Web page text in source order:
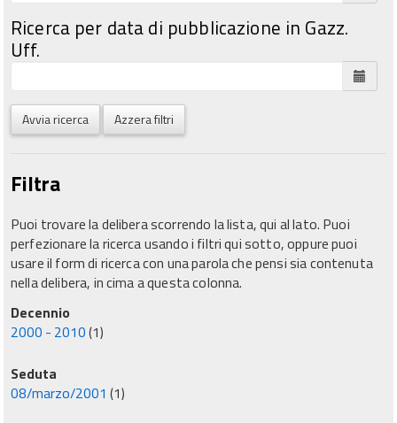
Ricerca per data di pubblicazione in Gazz.
Uff.
Avvia ricerca Azzera filtri
Filtra
Puoi trovare la delibera scorrendo la lista, qui al lato. Puoi
perfezionare la ricerca usando i filtri qui sotto, oppure puoi
usare il form di ricerca con una parola che pensi sia contenuta
nella delibera, in cima a questa colonna.
Decennio
2000 - 2010(1)
Seduta
08/marzo/2001 (1)